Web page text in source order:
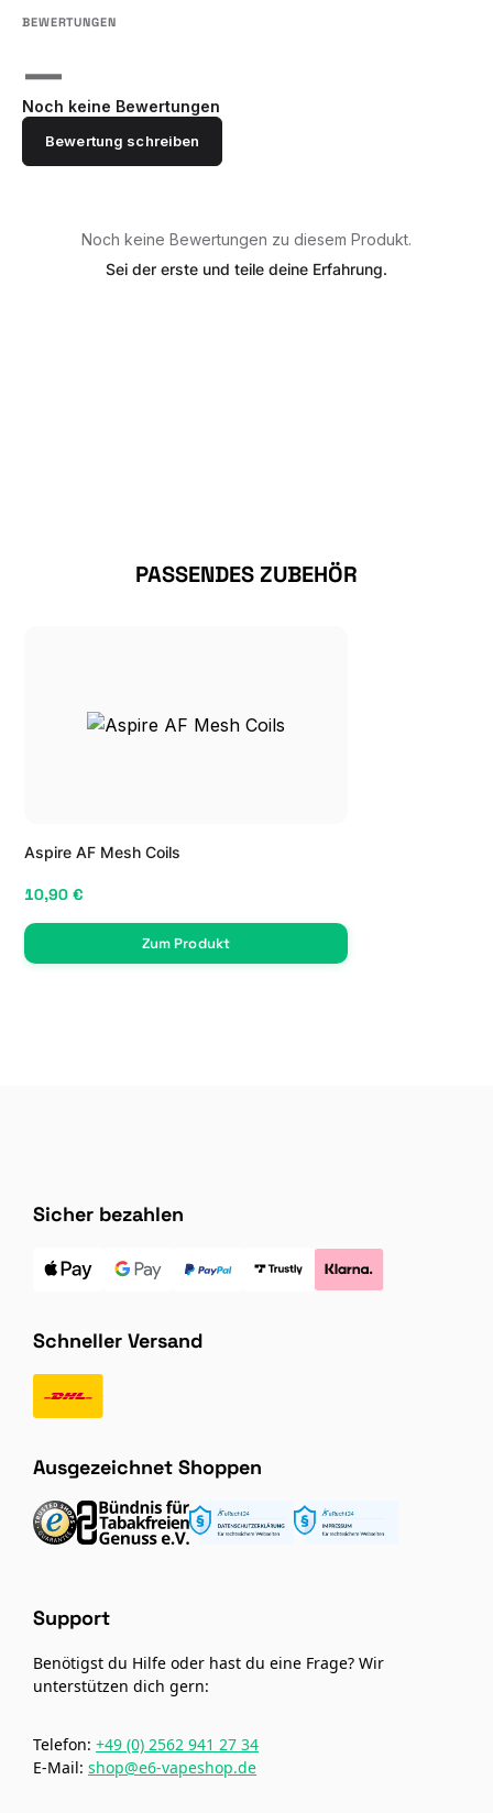
—
Noch keine Bewertungen
Bewertung schreiben
Noch keine Bewertungen zu diesem Produkt.
Sei der erste und teile deine Erfahrung.
Produktgalerie überspringen
PASSENDES ZUBEHÖR
Aspire AF Mesh Coils
10,90 €
Zum Produkt
Sicher bezahlen
Schneller Versand
Ausgezeichnet Shoppen
Support
Benötigst du Hilfe oder hast du eine Frage? Wir
unterstützen dich gern:
Telefon: +49 (0) 2562 941 27 34
E-Mail: shop@e6-vapeshop.de